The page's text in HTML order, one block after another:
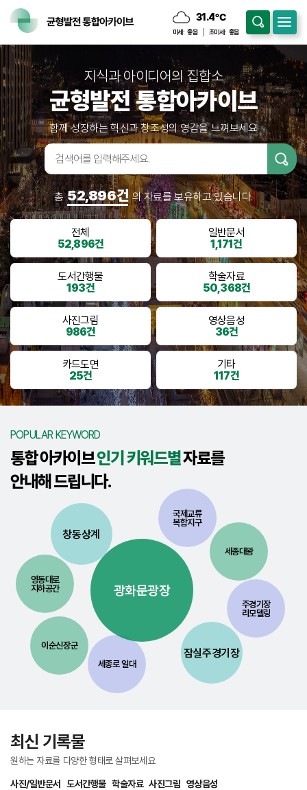
31.4℃
구름많음
미세: 좋음 초미세: 좋음
지식과 아이디어의 집합소
균형발전 통합아카이브
함께 성장하는 혁신과 창조성의 영감을 느껴보세요
검색어입
력
총52,896건 의 자료를 보유하고 있습니다.
전체
52,896건
일반문서
1,171건
도서간행물
193건
학술자료
50,368건
사진그림
986건
영상음성
36건
카드도면
25건
기타
117건
POPULAR KEYWORD
통합 아카이브인기 키워드별자료를
안내해 드립니다.
영동대로
지하공간
세종로 일대
주경기장
리모델링
이순신장군
창동상계
광화문광장
국제교류
복합지구
세종대왕
잠실주경기장
최신 기록물
원하는 자료를 다양한 형태로 살펴보세요
사진/일반문서 도서간행물 학술자료 사진그림 영상음성